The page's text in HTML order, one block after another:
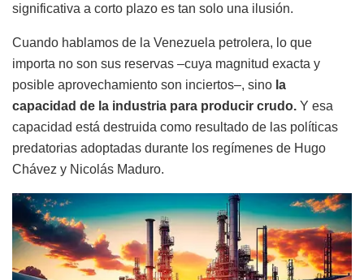
significativa a corto plazo es tan solo una ilusión.
Cuando hablamos de la Venezuela petrolera, lo que
importa no son sus reservas –cuya magnitud exacta y
posible aprovechamiento son inciertos–, sino la
capacidad de la industria para producir crudo. Y esa
capacidad está destruida como resultado de las políticas
predatorias adoptadas durante los regímenes de Hugo
Chávez y Nicolás Maduro.